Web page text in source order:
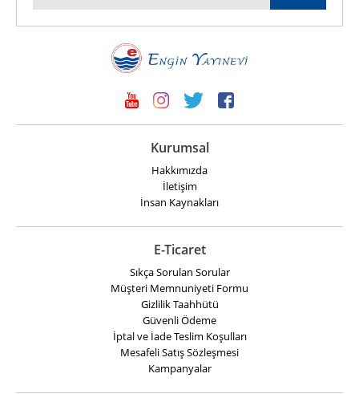
Kurumsal
Hakkımızda
İletişim
İnsan Kaynakları
E-Ticaret
Sıkça Sorulan Sorular
Müşteri Memnuniyeti Formu
Gizlilik Taahhütü
Güvenli Ödeme
İptal ve İade Teslim Koşulları
Mesafeli Satış Sözleşmesi
Kampanyalar